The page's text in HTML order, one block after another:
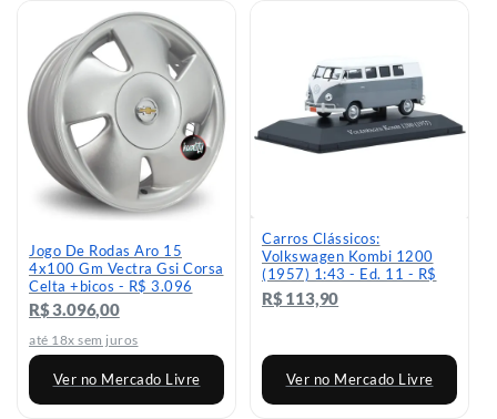
Jogo De Rodas Aro 15
4x100 Gm Vectra Gsi Corsa
Celta +bicos - R$ 3.096
R$ 3.096,00
até 18x sem juros
Ver no Mercado Livre
Carros Clássicos:
Volkswagen Kombi 1200
(1957) 1:43 - Ed. 11 - R$
119,9
R$ 113,90
Ver no Mercado Livre